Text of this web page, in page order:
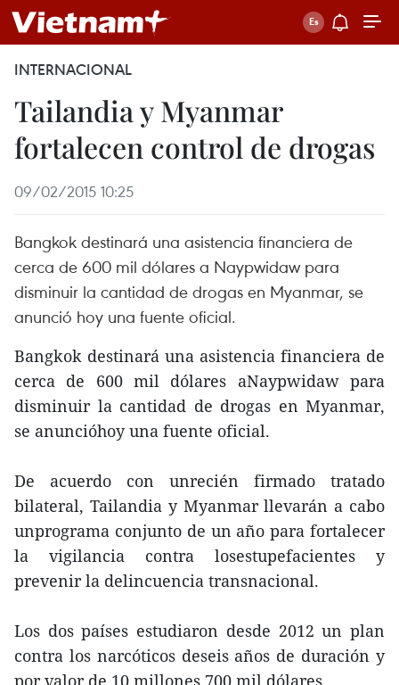
INTERNACIONAL
Tailandia y Myanmar
fortalecen control de drogas
09/02/2015 10:25
Bangkok destinará una asistencia financiera de
cerca de 600 mil dólares a Naypwidaw para
disminuir la cantidad de drogas en Myanmar, se
anunció hoy una fuente oficial.
Bangkok destinará una asistencia financiera de
cerca de 600 mil dólares aNaypwidaw para
disminuir la cantidad de drogas en Myanmar,
se anuncióhoy una fuente oficial.
De acuerdo con unrecién firmado tratado
bilateral, Tailandia y Myanmar llevarán a cabo
unprograma conjunto de un año para fortalecer
la vigilancia contra losestupefacientes y
prevenir la delincuencia transnacional.
Los dos países estudiaron desde 2012 un plan
contra los narcóticos deseis años de duración y
por valor de 10 millones 700 mil dólares.